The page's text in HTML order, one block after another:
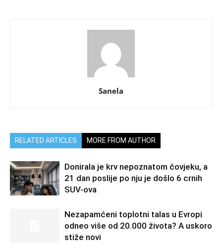
Sanela
RELATED ARTICLES MORE FROM AUTHOR
Donirala je krv nepoznatom čovjeku, a
21 dan poslije po nju je došlo 6 crnih
SUV-ova
Nezapamćeni toplotni talas u Evropi
odneo više od 20.000 života? A uskoro
stiže novi